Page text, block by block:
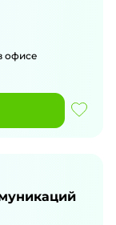
офисе